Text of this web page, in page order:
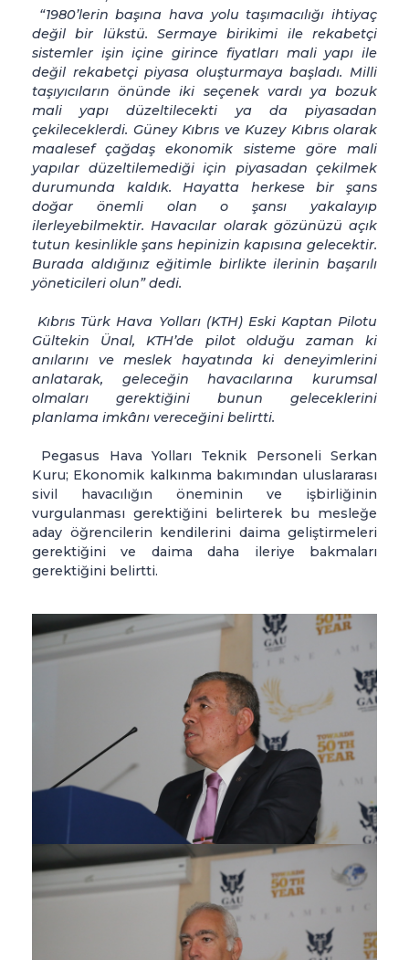
“1980’lerin başına hava yolu taşımacılığı ihtiyaç
değil bir lükstü. Sermaye birikimi ile rekabetçi
sistemler işin içine girince fiyatları mali yapı ile
değil rekabetçi piyasa oluşturmaya başladı. Milli
taşıyıcıların önünde iki seçenek vardı ya bozuk
mali yapı düzeltilecekti ya da piyasadan
çekileceklerdi. Güney Kıbrıs ve Kuzey Kıbrıs olarak
maalesef çağdaş ekonomik sisteme göre mali
yapılar düzeltilemediği için piyasadan çekilmek
durumunda kaldık. Hayatta herkese bir şans
doğar önemli olan o şansı yakalayıp
ilerleyebilmektir. Havacılar olarak gözünüzü açık
tutun kesinlikle şans hepinizin kapısına gelecektir.
Burada aldığınız eğitimle birlikte ilerinin başarılı
yöneticileri olun” dedi.
Kıbrıs Türk Hava Yolları (KTH) Eski Kaptan Pilotu
Gültekin Ünal, KTH’de pilot olduğu zaman ki
anılarını ve meslek hayatında ki deneyimlerini
anlatarak, geleceğin havacılarına kurumsal
olmaları gerektiğini bunun geleceklerini
planlama imkânı vereceğini belirtti.
Pegasus Hava Yolları Teknik Personeli Serkan
Kuru; Ekonomik kalkınma bakımından uluslararası
sivil havacılığın öneminin ve işbirliğinin
vurgulanması gerektiğini belirterek bu mesleğe
aday öğrencilerin kendilerini daima geliştirmeleri
gerektiğini ve daima daha ileriye bakmaları
gerektiğini belirtti.